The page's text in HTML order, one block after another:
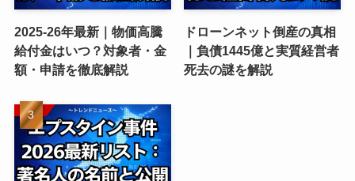
2025-26年最新｜物価高騰
給付金はいつ？対象者・金
額・申請を徹底解説
ドローンネット倒産の真相
｜負債1445億と実質経営者
死去の謎を解説